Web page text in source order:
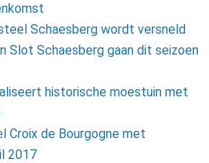
Schaesberg wordt versneld
Slot Schaesberg gaan dit seizoen
historische moestuin met
Croix de Bourgogne met
2017